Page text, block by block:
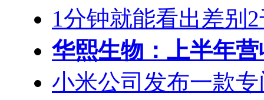
1分钟就能看出差别2
华熙生物：上半年营
小米公司发布一款专